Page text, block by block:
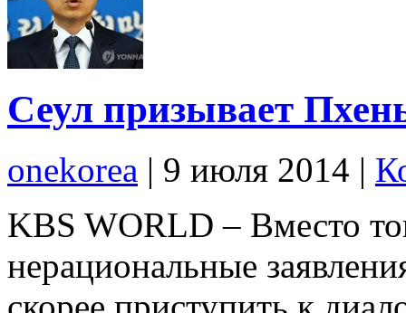
Сеул призывает
onekorea | 9 июля 2014 |
KBS WORLD – Вместо
нерациональные